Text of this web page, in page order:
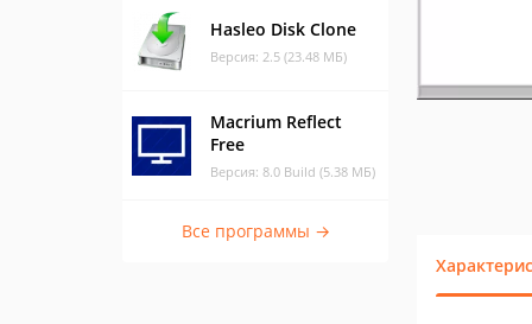
Hasleo Disk Clone
Версия: 2.5 (23.48 МБ)
Macrium Reflect
Free
Версия: 8.0 Build (5.38 МБ)
Все программы →